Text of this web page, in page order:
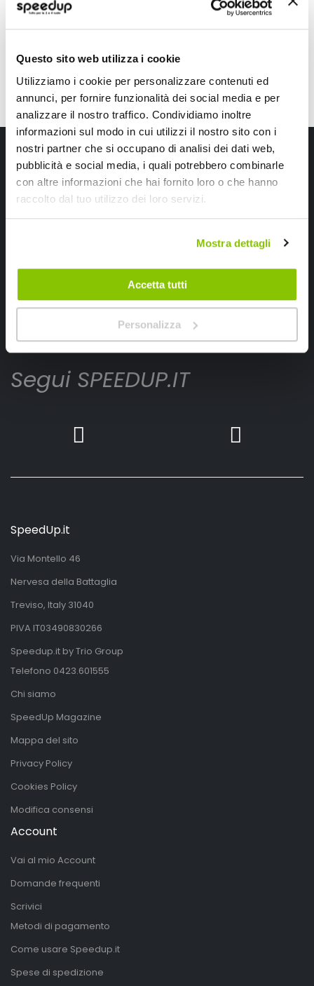
Questo sito web utilizza i cookie
Utilizziamo i cookie per personalizzare contenuti ed
annunci, per fornire funzionalità dei social media e per
analizzare il nostro traffico. Condividiamo inoltre
informazioni sul modo in cui utilizzi il nostro sito con i
nostri partner che si occupano di analisi dei dati web,
pubblicità e social media, i quali potrebbero combinarle
con altre informazioni che hai fornito loro o che hanno
raccolto dal tuo utilizzo dei loro servizi.
Mostra dettagli
Accetta tutti
Personalizza
CONSEGNA IN 48H CONSEGNA IN 48H
Iscriviti alla newsletter Speedup
Ricevi subito uno sconto del 10% per il tuo primo acquisto online!
Iscrivimi
Segui SPEEDUP.IT
SpeedUp.it
Via Montello 46
Nervesa della Battaglia
Treviso, Italy 31040
PIVA IT03490830266
Speedup.it by Trio Group
Telefono 0423.601555
Chi siamo
SpeedUp Magazine
Mappa del sito
Privacy Policy
Cookies Policy
Modifica consensi
Account
Vai al mio Account
Domande frequenti
Scrivici
Metodi di pagamento
Come usare Speedup.it
Spese di spedizione